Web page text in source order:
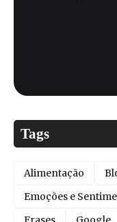
Tags
Alimentação
Emoções e